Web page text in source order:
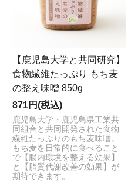
【鹿児島大学と共同研究】
食物繊維たっぷり もち麦
の整え味噌 850g
871円(税込)
鹿児島大学・鹿児島県工業共
同組合と共同開発された食物
繊維たっぷりのもち麦味噌。
もち麦を日常的に食べること
で【腸内環境を整える効果】
と【脂質代謝改善の効果】が
期待できます。